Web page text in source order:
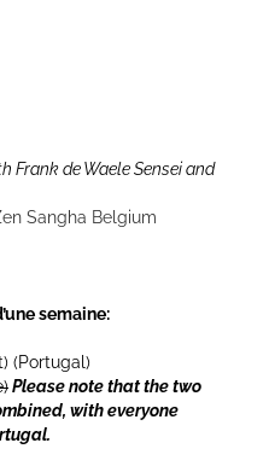
Frank de Waele Sensei and
Sangha Belgium
semaine:
(Portugal)
Please note that the two
with everyone